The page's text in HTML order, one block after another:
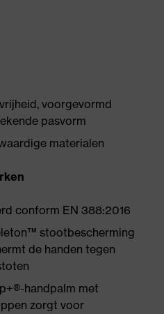
voorgevormd
pasvorm
materialen
conform EN 388:2016
stootbescherming
de handen tegen
handpalm met
zorgt voor